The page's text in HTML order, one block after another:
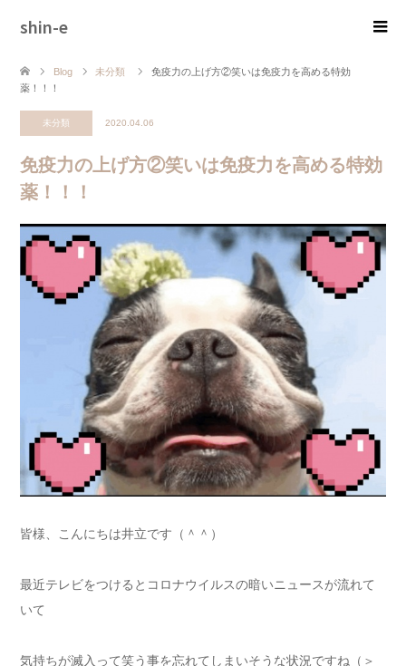
shin-e
Blog 未分類
免疫力の上げ方②笑いは免疫力を高める特効
薬！！！
未分類 2020.04.06
免疫力の上げ方②笑いは免疫力を高める特効
薬！！！
皆様、こんにちは井立です（＾＾）
最近テレビをつけるとコロナウイルスの暗いニュースが流れて
いて
気持ちが滅入って笑う事を忘れてしまいそうな状況ですね（＞